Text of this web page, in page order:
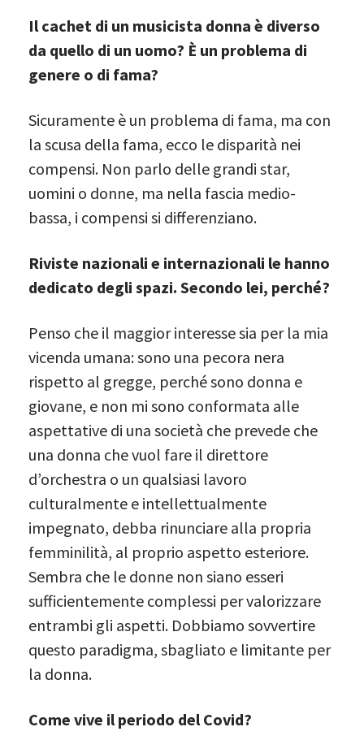
Il cachet di un musicista donna è diverso
da quello di un uomo? È un problema di
genere o di fama?
Sicuramente è un problema di fama, ma con
la scusa della fama, ecco le disparità nei
compensi. Non parlo delle grandi star,
uomini o donne, ma nella fascia medio-
bassa, i compensi si differenziano.
Riviste nazionali e internazionali le hanno
dedicato degli spazi. Secondo lei, perché?
Penso che il maggior interesse sia per la mia
vicenda umana: sono una pecora nera
rispetto al gregge, perché sono donna e
giovane, e non mi sono conformata alle
aspettative di una società che prevede che
una donna che vuol fare il direttore
d’orchestra o un qualsiasi lavoro
culturalmente e intellettualmente
impegnato, debba rinunciare alla propria
femminilità, al proprio aspetto esteriore.
Sembra che le donne non siano esseri
sufficientemente complessi per valorizzare
entrambi gli aspetti. Dobbiamo sovvertire
questo paradigma, sbagliato e limitante per
la donna.
Come vive il periodo del Covid?